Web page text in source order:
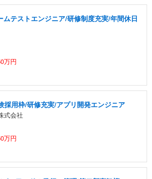
ムテストエンジニア/研修制度充実/年間休日
万円
採用枠/研修充実/アプリ開発エンジニア
式会社
万円